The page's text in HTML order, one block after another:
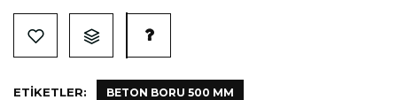
ETIKETLER: BETON BORU 500 MM